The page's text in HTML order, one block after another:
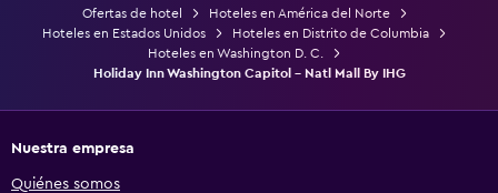
Ofertas de hotel
Hoteles en América del Norte
Hoteles en Estados Unidos
Hoteles en Distrito de Columbia
Hoteles en Washington D. C.
Holiday Inn Washington Capitol - Natl Mall By IHG
Nuestra empresa
Quiénes somos